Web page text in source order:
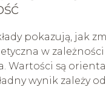
pokazują, jak
w
Wartości są
wynik zależy